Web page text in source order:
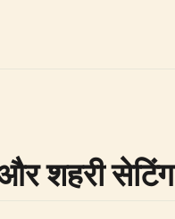
शहरी सेटिंग